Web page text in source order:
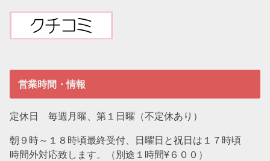
営業時間・情報
定休日 毎週月曜、第１日曜（不定休あり）
朝９時～１８時頃最終受付、日曜日と祝日は１７時頃
時間外対応致します。（別途１時間¥６００）